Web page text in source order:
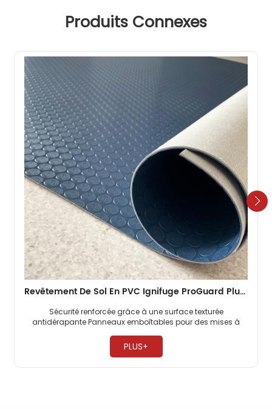
Produits Connexes
Revêtement De Sol En PVC Ignifuge ProGuard Plus Pour Cabines D'avion, Très Résistant, Pour Compagnies Aériennes Commerciales
Sécurité renforcée grâce à une surface texturée
antidérapante Panneaux emboîtables pour des mises à
PLUS+